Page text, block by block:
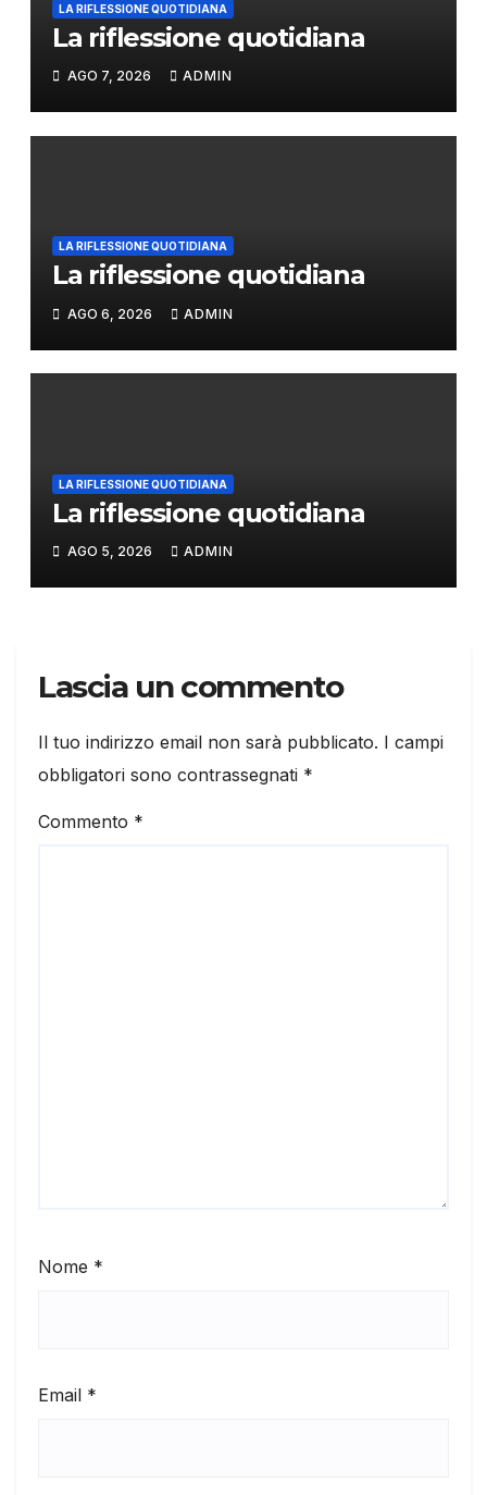
LA RIFLESSIONE QUOTIDIANA
La riflessione quotidiana
AGO 7, 2026 ADMIN
LA RIFLESSIONE QUOTIDIANA
La riflessione quotidiana
AGO 6, 2026 ADMIN
LA RIFLESSIONE QUOTIDIANA
La riflessione quotidiana
AGO 5, 2026 ADMIN
Lascia un commento
Il tuo indirizzo email non sarà pubblicato. I campi
obbligatori sono contrassegnati *
Commento *
Nome *
Email *